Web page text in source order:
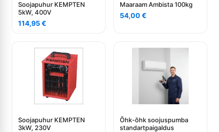
Soojapuhur KEMPTEN
5kW, 400V
114,95€
Maaraam Ambista 100kg
54,00 €
Soojapuhur KEMPTEN
3kW, 230V
Õhk-õhk soojuspumba
standartpaigaldus